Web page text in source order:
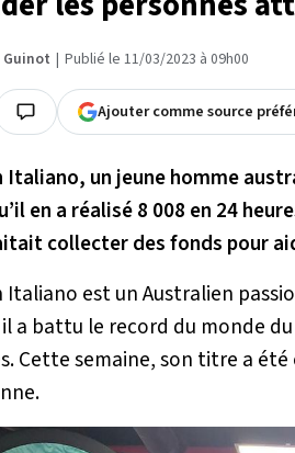
Guinot Publié le 11/03/2023 à 09h00
Ajouter comme source
Italiano, un jeune homme
en a réalisé 8 008 en 24
collecter des fonds pour
Italiano est un Australien
a battu le record du monde
Cette semaine, son titre a